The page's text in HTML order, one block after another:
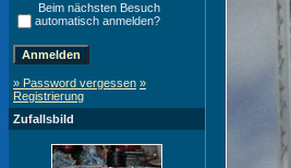
Beim nächsten Besuch
automatisch anmelden?
» Password vergessen »
Registrierung
Zufallsbild